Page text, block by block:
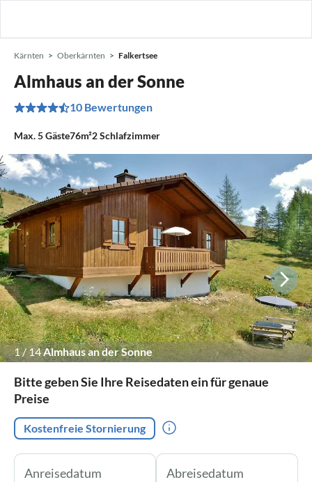
Kärnten Oberkärnten Falkertsee
Almhaus an der Sonne
10 Bewertungen
Max.5Gäste76m²2Schlafzimmer
1/14Almhaus an der Sonne
Bitte geben Sie Ihre Reisedaten ein für genaue
Preise
Kostenfreie Stornierung